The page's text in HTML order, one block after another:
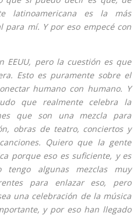
latinoamericana es la más
para mí. Y por eso empecé con
EEUU, pero la cuestión es que
Esto es puramente sobre el
humano con humano. Y
que realmente celebra la
que son una mezcla para
obras de teatro, conciertos y
Quiero que la gente
porque eso es suficiente, y es
algunas mezclas muy
para enlazar eso, pero
una celebración de la música
y por eso han llegado